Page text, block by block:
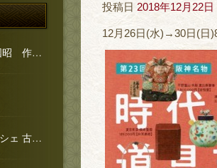
投稿日 2018年12月22日
12月26日(水)→30日(日
ガラス工芸作家 黒木国昭 作品のご紹介
ヴィンテージ雑貨マルシェ 古忨堂 和骨董コーナーのご紹介